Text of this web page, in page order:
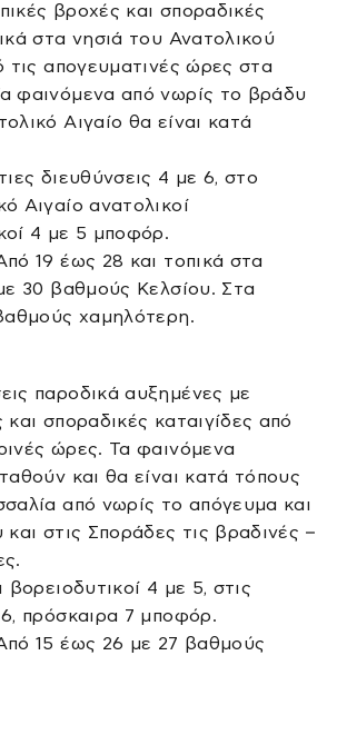
βροχές και σποραδικές
στα νησιά του Ανατολικού
τις απογευματινές ώρες στα
φαινόμενα από νωρίς το βράδυ
Αιγαίο θα είναι κατά
διευθύνσεις 4 με 6, στο
Αιγαίο ανατολικοί
4 με 5 μποφόρ.
19 έως 28 και τοπικά στα
30 βαθμούς Κελσίου. Στα
χαμηλότερη.
παροδικά αυξημένες με
και σποραδικές καταιγίδες από
ώρες. Τα φαινόμενα
και θα είναι κατά τόπους
από νωρίς το απόγευμα και
στις Σποράδες τις βραδινές –
βορειοδυτικοί 4 με 5, στις
πρόσκαιρα 7 μποφόρ.
15 έως 26 με 27 βαθμούς